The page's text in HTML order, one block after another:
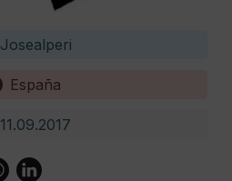
Josealperi
España
11.09.2017